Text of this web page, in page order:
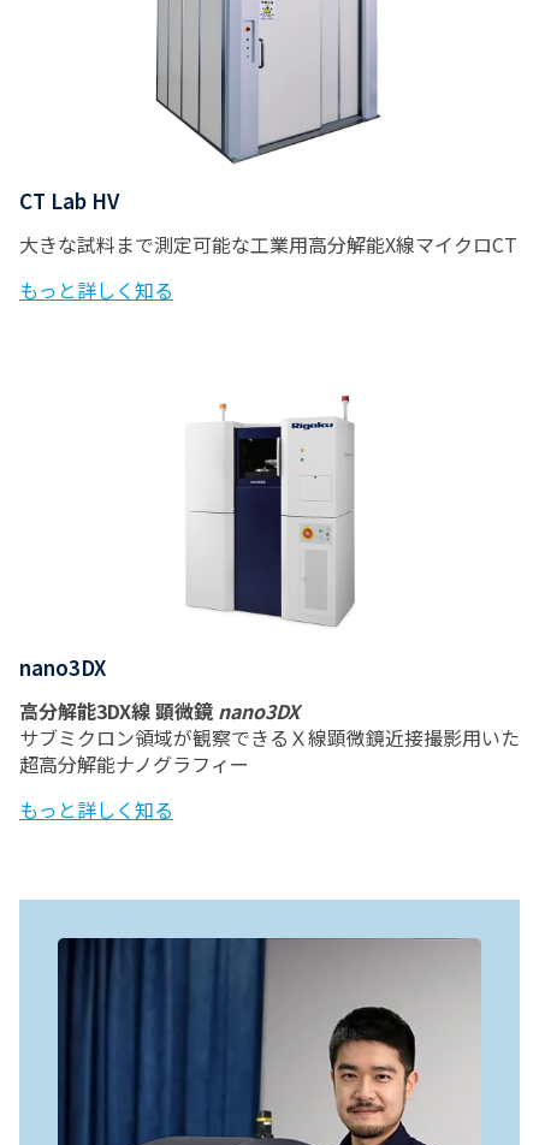
CT Lab HV
大きな試料まで測定可能な工業用高分解能X線マイクロCT
もっと詳しく知る
nano3DX
高分解能3DX線 顕微鏡 nano3DX
サブミクロン領域が観察できるＸ線顕微鏡近接撮影用いた
超高分解能ナノグラフィー
もっと詳しく知る